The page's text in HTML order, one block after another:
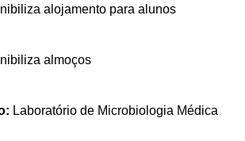
alojamento para alunos
almoços
Laboratório de Microbiologia Médica